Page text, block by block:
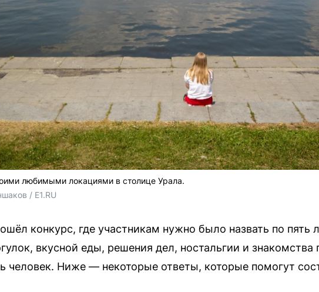
любимыми локациями в столице Урала.
/ E1.RU
конкурс, где участникам нужно было назвать по
вкусной еды, решения дел, ностальгии и знакомства
человек. Ниже — некоторые ответы, которые помогут